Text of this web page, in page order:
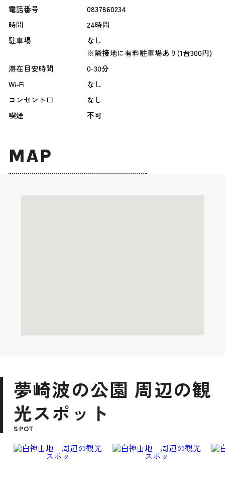
電話番号
0837860234
時間
24時間
駐車場
なし
※隣接地に有料駐車場あり(1台300円)
滞在目安時間
0-30分
Wi-Fi
なし
コンセント口
なし
喫煙
不可
MAP
夢崎波の公園 周辺の観
光スポット
SPOT